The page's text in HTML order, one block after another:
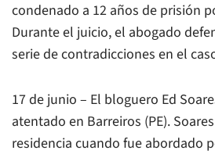
condenado a 12 años de prisión
Durante el juicio, el abogado
serie de contradicciones en el
17 de junio – El bloguero Ed
atentado en Barreiros (PE).
residencia cuando fue abordado